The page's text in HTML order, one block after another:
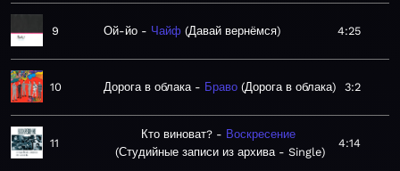
9 Ой-йо Чайф Давай вернёмся 4:25
10 Дорога в облака Браво Дорога в облака 3:2
11
Кто виноват?
Воскресение
Студийные записи из архива - Single
4:14